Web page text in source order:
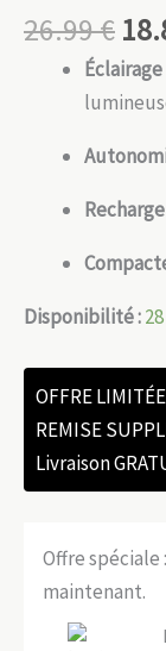
26.99€
Disponibilité :
OFFRE
REMISE
Livraison
Offre spéciale
maintenant.